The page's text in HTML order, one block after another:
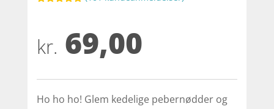
baseret på
kundebedøm
melser
kr. 69,00
Ho ho ho! Glem kedelige pebernødder og